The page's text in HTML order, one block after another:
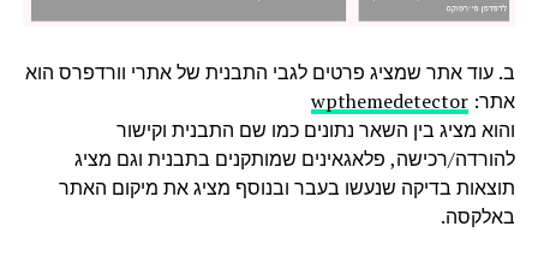
ב. עוד אתר שמציג פרטים לגבי התבנית של אתרי וורדפרס הוא
אתר: wpthemedetector
והוא מציג בין השאר נתונים כמו שם התבנית וקישור
להורדה/רכישה, פלאגאינים שמותקנים בתבנית וגם מציג
תוצאות בדיקה שנעשו בעבר ובנוסף מציג את מיקום האתר
באלקסה.